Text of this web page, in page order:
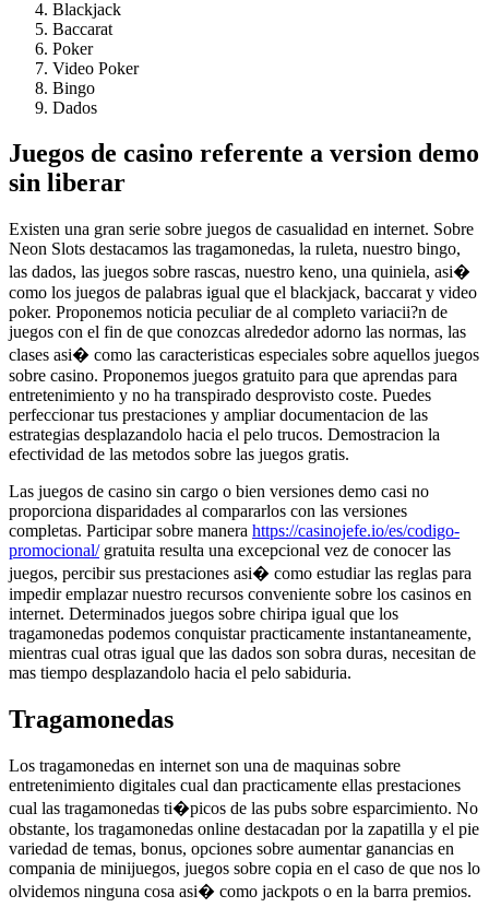
Blackjack
Baccarat
Poker
Video Poker
Bingo
Dados
Juegos de casino referente a version demo
sin liberar
Existen una gran serie sobre juegos de casualidad en internet. Sobre
Neon Slots destacamos las tragamonedas, la ruleta, nuestro bingo,
las dados, las juegos sobre rascas, nuestro keno, una quiniela, asi�
como los juegos de palabras igual que el blackjack, baccarat y video
poker. Proponemos noticia peculiar de al completo variacii?n de
juegos con el fin de que conozcas alrededor adorno las normas, las
clases asi� como las caracteristicas especiales sobre aquellos juegos
sobre casino. Proponemos juegos gratuito para que aprendas para
entretenimiento y no ha transpirado desprovisto coste. Puedes
perfeccionar tus prestaciones y ampliar documentacion de las
estrategias desplazandolo hacia el pelo trucos. Demostracion la
efectividad de las metodos sobre las juegos gratis.
Las juegos de casino sin cargo o bien versiones demo casi no
proporciona disparidades al compararlos con las versiones
completas. Participar sobre manera https://casinojefe.io/es/codigo-
promocional/gratuita resulta una excepcional vez de conocer las
juegos, percibir sus prestaciones asi� como estudiar las reglas para
impedir emplazar nuestro recursos conveniente sobre los casinos en
internet. Determinados juegos sobre chiripa igual que los
tragamonedas podemos conquistar practicamente instantaneamente,
mientras cual otras igual que las dados son sobra duras, necesitan de
mas tiempo desplazandolo hacia el pelo sabiduria.
Tragamonedas
Los tragamonedas en internet son una de maquinas sobre
entretenimiento digitales cual dan practicamente ellas prestaciones
cual las tragamonedas ti�picos de las pubs sobre esparcimiento. No
obstante, los tragamonedas online destacadan por la zapatilla y el pie
variedad de temas, bonus, opciones sobre aumentar ganancias en
compania de minijuegos, juegos sobre copia en el caso de que nos lo
olvidemos ninguna cosa asi� como jackpots o en la barra premios.